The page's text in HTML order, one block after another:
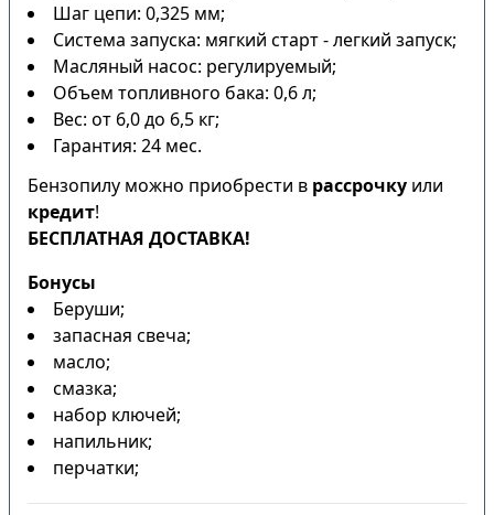
Шаг цепи: 0,325 мм;
Система запуска: мягкий старт - легкий запуск;
Масляный насос: регулируемый;
Объем топливного бака: 0,6 л;
Вес: от 6,0 до 6,5 кг;
Гарантия: 24 мес.
Бензопилу можно приобрести в рассрочку или
кредит!
БЕСПЛАТНАЯ ДОСТАВКА!
Бонусы
Беруши;
запасная свеча;
масло;
смазка;
набор ключей;
напильник;
перчатки;